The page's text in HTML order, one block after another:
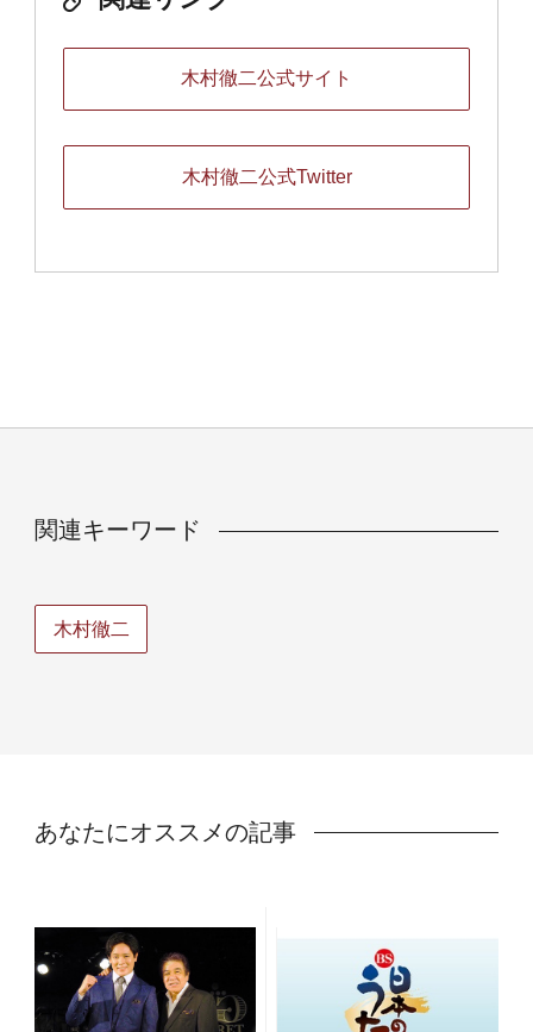
木村徹二公式サイト
木村徹二公式Twitter
関連キーワード
木村徹二
あなたにオススメの記事